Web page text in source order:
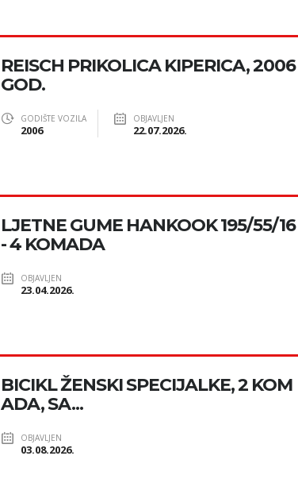
REISCH PRIKOLICA KIPERICA, 2006
GOD.
GODIŠTE VOZILA
2006
OBJAVLJEN
22.07.2026.
LJETNE GUME HANKOOK 195/55/16
- 4 KOMADA
OBJAVLJEN
23.04.2026.
BICIKL ŽENSKI SPECIJALKE, 2 KOM
ADA, SA...
OBJAVLJEN
03.08.2026.